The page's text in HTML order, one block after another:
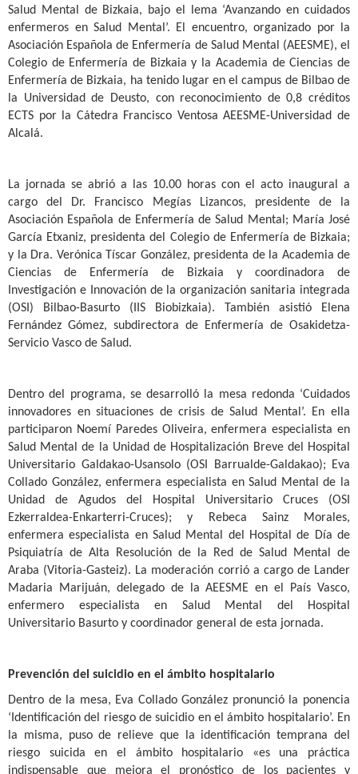
Salud Mental de Bizkaia, bajo el lema ‘Avanzando en cuidados
enfermeros en Salud Mental’. El encuentro, organizado por la
Asociación Española de Enfermería de Salud Mental (AEESME), el
Colegio de Enfermería de Bizkaia y la Academia de Ciencias de
Enfermería de Bizkaia, ha tenido lugar en el campus de Bilbao de
la Universidad de Deusto, con reconocimiento de 0,8 créditos
ECTS por la Cátedra Francisco Ventosa AEESME-Universidad de
Alcalá.
La jornada se abrió a las 10.00 horas con el acto inaugural a
cargo del Dr. Francisco Megías Lizancos, presidente de la
Asociación Española de Enfermería de Salud Mental; María José
García Etxaniz, presidenta del Colegio de Enfermería de Bizkaia;
y la Dra. Verónica Tíscar González, presidenta de la Academia de
Ciencias de Enfermería de Bizkaia y coordinadora de
Investigación e Innovación de la organización sanitaria integrada
(OSI) Bilbao-Basurto (IIS Biobizkaia). También asistió Elena
Fernández Gómez, subdirectora de Enfermería de Osakidetza-
Servicio Vasco de Salud.
Dentro del programa, se desarrolló la mesa redonda ‘Cuidados
innovadores en situaciones de crisis de Salud Mental’. En ella
participaron Noemí Paredes Oliveira, enfermera especialista en
Salud Mental de la Unidad de Hospitalización Breve del Hospital
Universitario Galdakao-Usansolo (OSI Barrualde-Galdakao); Eva
Collado González, enfermera especialista en Salud Mental de la
Unidad de Agudos del Hospital Universitario Cruces (OSI
Ezkerraldea-Enkarterri-Cruces); y Rebeca Sainz Morales,
enfermera especialista en Salud Mental del Hospital de Día de
Psiquiatría de Alta Resolución de la Red de Salud Mental de
Araba (Vitoria-Gasteiz). La moderación corrió a cargo de Lander
Madaria Marijuán, delegado de la AEESME en el País Vasco,
enfermero especialista en Salud Mental del Hospital
Universitario Basurto y coordinador general de esta jornada.
Prevención del suicidio en el ámbito hospitalario
Dentro de la mesa, Eva Collado González pronunció la ponencia
‘Identificación del riesgo de suicidio en el ámbito hospitalario’. En
la misma, puso de relieve que la identificación temprana del
riesgo suicida en el ámbito hospitalario «es una práctica
indispensable que mejora el pronóstico de los pacientes y